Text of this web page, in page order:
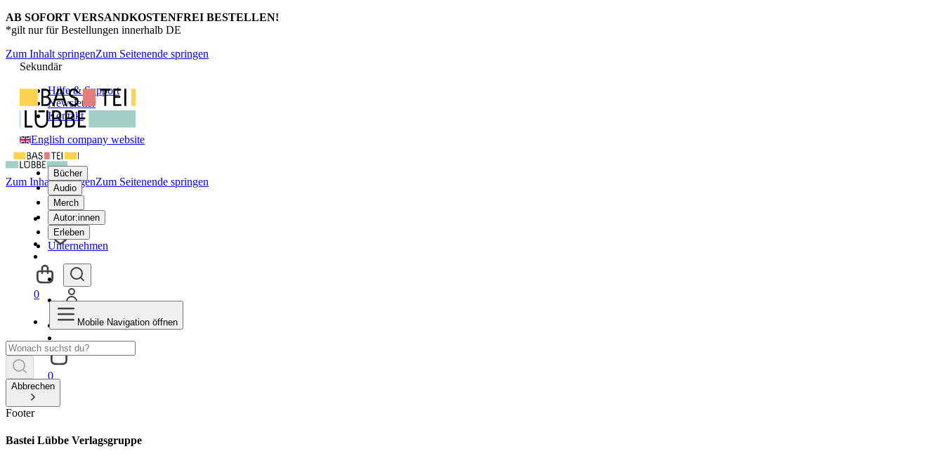
AB SOFORT VERSANDKOSTENFREI BESTELLEN!
*gilt nur für Bestellungen innerhalb DE
Zum Inhalt springenZum Seitenende springen
Sekundär
Hilfe & Support
Newsletter
Kontakt
English company website
Bücher
Audio
Merch
Autor:innen
Erleben
Unternehmen
0
Zum Inhalt springenZum Seitenende springen
0
Mobile Navigation öffnen
Abbrechen
Footer
Bastei Lübbe Verlagsgruppe